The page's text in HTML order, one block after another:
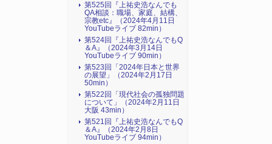
第525回『上祐史浩なんでも
QA相談：職場、家庭、結構、
宗教etc』（2024年4月11日
YouTubeライブ 82min）
第524回『上祐史浩なんでもQ
＆A』（2024年3月14日
YouTubeライブ 90min）
第523回「2024年日本と世界
の展望」（2024年2月17日
50min）
第522回「現代社会の孤独問題
について」（2024年2月11日
大阪 43min）
第521回『上祐史浩なんでもQ
＆A』（2024年2月8日
YouTubeライブ 94min）